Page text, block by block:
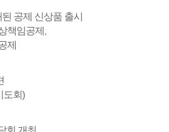
공제 신상품 출시
책임공제,
제
도회)